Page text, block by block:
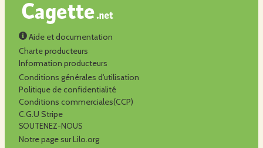
Aide et documentation
Charte producteurs
Information producteurs
Conditions générales d'utilisation
Politique de confidentialité
Conditions commerciales(CCP)
C.G.U Stripe
SOUTENEZ-NOUS
Notre page sur Lilo.org